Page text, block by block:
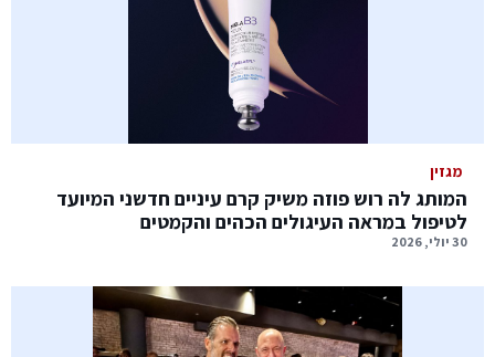
מגזין
המותג לה רוש פוזה משיק קרם עיניים חדשני המיועד
לטיפול במראה העיגולים הכהים והקמטים
30 יולי, 2026